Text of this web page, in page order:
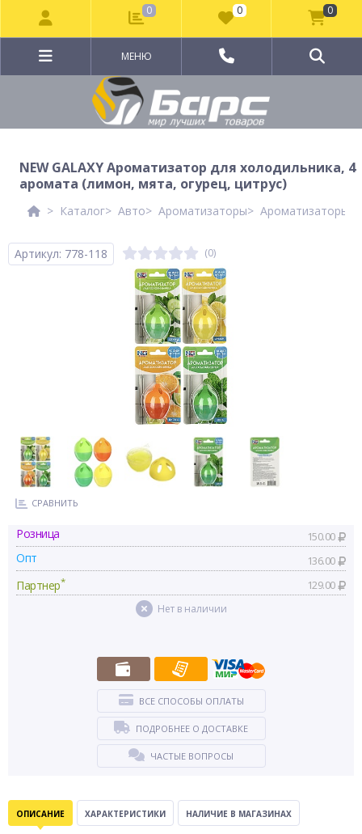
МЕНЮ
NEW GALAXY Ароматизатор для холодильника, 4
аромата (лимон, мята, огурец, цитрус)
Каталог Авто Ароматизаторы Ароматизаторы
Артикул: 778-118 (0)
СРАВНИТЬ
Розница 150.00
Опт 136.00
Партнер* 129.00
Нет в наличии
ВСЕ СПОСОБЫ ОПЛАТЫ
ПОДРОБНЕЕ О ДОСТАВКЕ
ЧАСТЫЕ ВОПРОСЫ
ОПИСАНИЕ ХАРАКТЕРИСТИКИ НАЛИЧИЕ В МАГАЗИНАХ
0 0 0